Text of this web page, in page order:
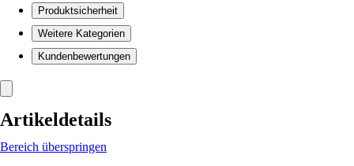
Produktsicherheit
Weitere Kategorien
Kundenbewertungen
Artikeldetails
Bereich überspringen